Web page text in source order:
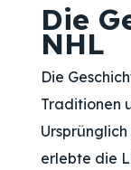
Die
NHL
Die
Traditionen
erlebte die